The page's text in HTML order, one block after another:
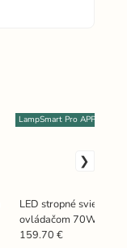
LED stropné svietidlo
ovládačom 70W -
LampSmart Pro APP
159.70 €